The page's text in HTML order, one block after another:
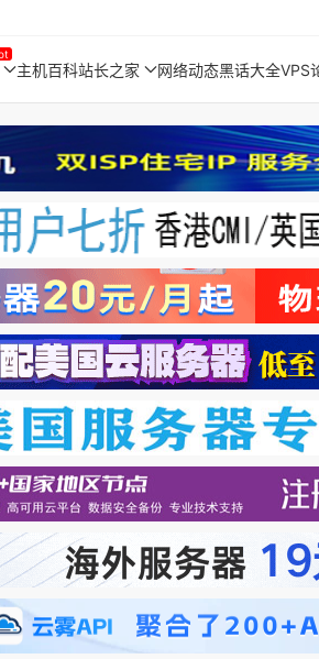
主机百科站长之家 网络动态黑话大全VPS